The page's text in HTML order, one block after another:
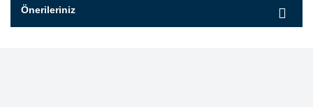
Önerileriniz